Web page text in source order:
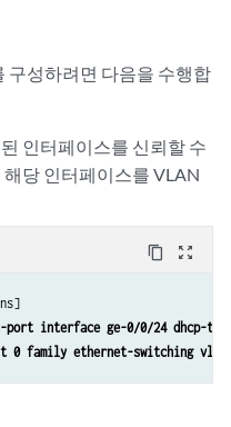
ge-0/0/1 guest-vlan
ge-0/0/1 supplicant-
구성하려면 다음을 수행합
인터페이스를 신뢰할 수
당 인터페이스를 VLAN
content_copy zoom_out_map
port interface
family ethernet-switching vlan